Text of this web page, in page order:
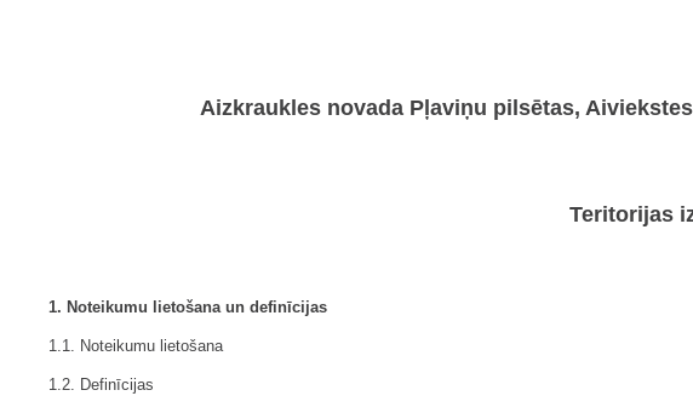
Aizkraukles novada Pļaviņu pilsētas,
Teritorijas
1. Noteikumu lietošana un definīcijas
1.1. Noteikumu lietošana
1.2. Definīcijas